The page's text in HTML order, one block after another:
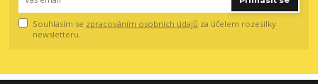
Souhlasím se zpracováním osobních údajů za účelem rozesílky
newsletteru.